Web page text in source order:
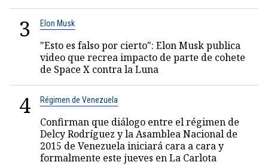
3 Elon Musk
"Esto es falso por cierto": Elon Musk publica
video que recrea impacto de parte de cohete
de Space X contra la Luna
4 Régimen de Venezuela
Confirman que diálogo entre el régimen de
Delcy Rodríguez y la Asamblea Nacional de
2015 de Venezuela iniciará cara a cara y
formalmente este jueves en La Carlota